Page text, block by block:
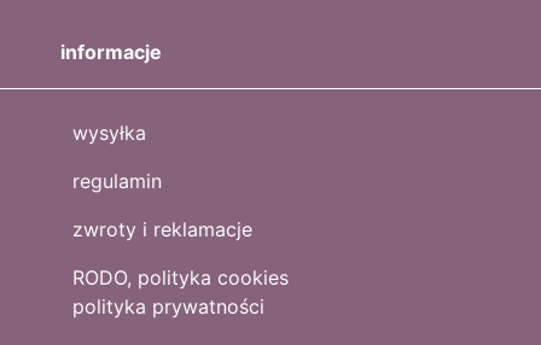
informacje
wysyłka
regulamin
zwroty i reklamacje
RODO, polityka cookies
polityka prywatności